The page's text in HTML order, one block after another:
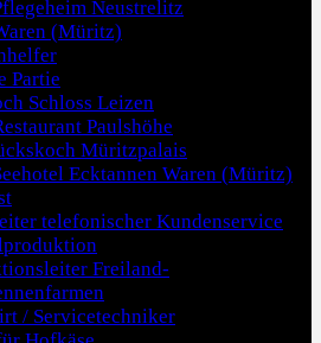
Neustrelitz
(Müritz)
Partie
Schloss Leizen
Paulshöhe
Müritzpalais
Ecktannen Waren (Müritz)
telefonischer Kundenservice
Freiland-
/ Servicetechniker